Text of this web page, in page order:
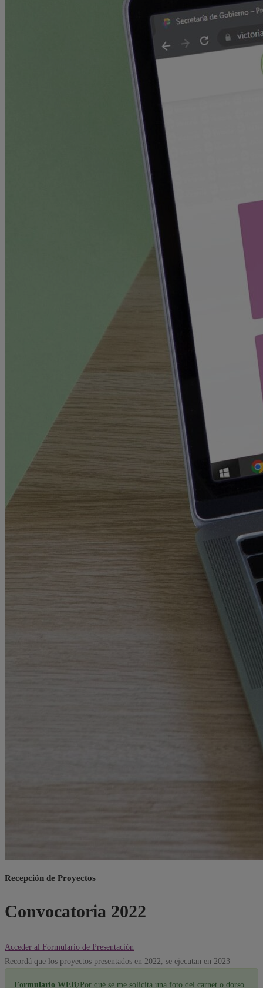
Recepción de Proyectos
Convocatoria 2022
Acceder al Formulario de Presentación
Recordá que los proyectos presentados en 2022, se ejecutan en 2023
Formulario WEB¿Por qué se me solicita una foto del carnet o dorso